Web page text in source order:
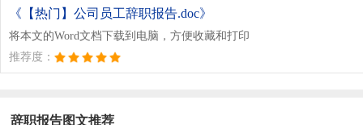
《【热门】公司员工辞职报告.doc》
将本文的Word文档下载到电脑，方便收藏和打印
推荐度：
辞职报告图文推荐